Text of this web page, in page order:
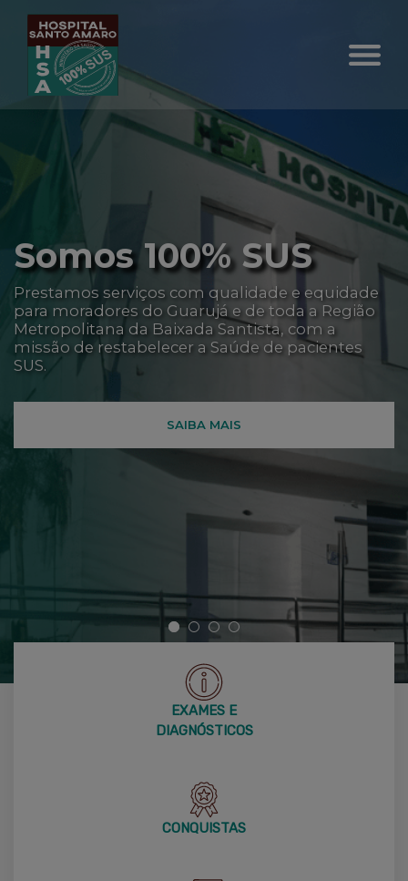
Implantação de
Mecanismo de
Integridade
Nosso comprometimento em relação à
satisfação de nossos pacientes,
funcionários, sustentabilidade e
operacional se manifesta, efetivamente,
EXAMES E
DIAGNÓSTICOS
CONQUISTAS